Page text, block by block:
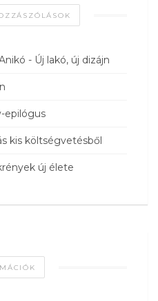
- Új lakó, új dizájn
epilógus
kis költségvetésből
új élete